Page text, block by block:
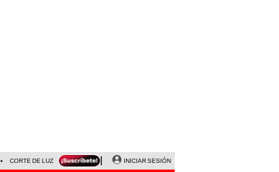
CORTE DE LUZ VIERNES 7 DE AGOSTO ALBERTO BENAVIDES
INICIAR SESIÓN